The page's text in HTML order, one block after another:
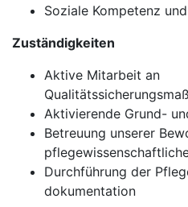
Soziale Kompetenz
Zuständigkeiten
Aktive Mitarbeit an
Aktivierende Grund-
Betreuung unserer
Durchführung der
dokumentation